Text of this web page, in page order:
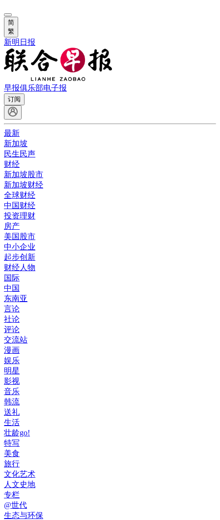
简
繁
新明日报
早报俱乐部电子报
订阅
最新
新加坡
民生民声
财经
新加坡股市
新加坡财经
全球财经
中国财经
投资理财
房产
美国股市
中小企业
起步创新
财经人物
国际
中国
东南亚
言论
社论
评论
交流站
漫画
娱乐
明星
影视
音乐
韩流
送礼
生活
壮龄go!
特写
美食
旅行
文化艺术
人文史地
专栏
@世代
生态与环保